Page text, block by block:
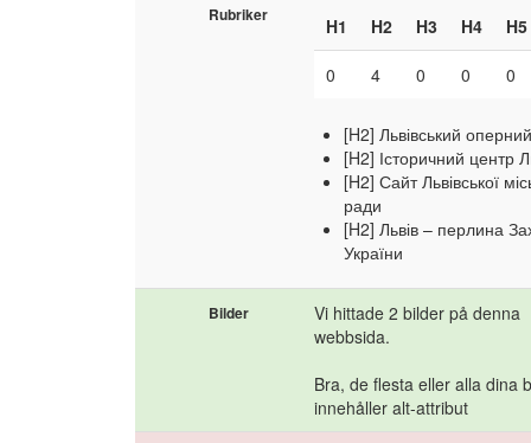
Rubriker H1 H2 H3 H4 H5
0 4 0 0 0
[H2] Львівський
[H2] Історичний центр
[H2] Сайт Львівської
ради
[H2] Львів – перлина
України
Bilder
Vi hittade 2 bilder på denna
webbsida.
Bra, de flesta eller alla dina
innehåller alt-attribut